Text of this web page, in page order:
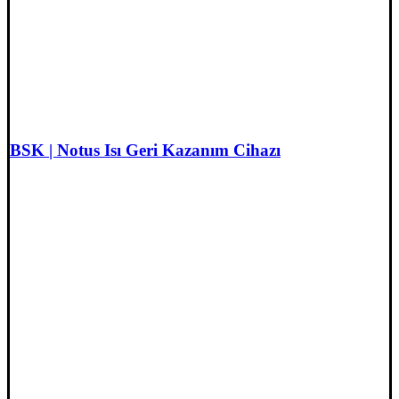
BSK | Notus Isı Geri Kazanım Cihazı